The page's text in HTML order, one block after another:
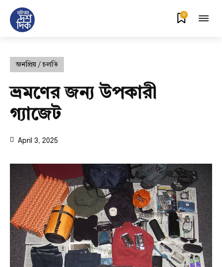
0
জনপ্রিয় / চলতি
ভ্রমণের জন্য উপকারী
গ্যাজেট
April 3, 2025